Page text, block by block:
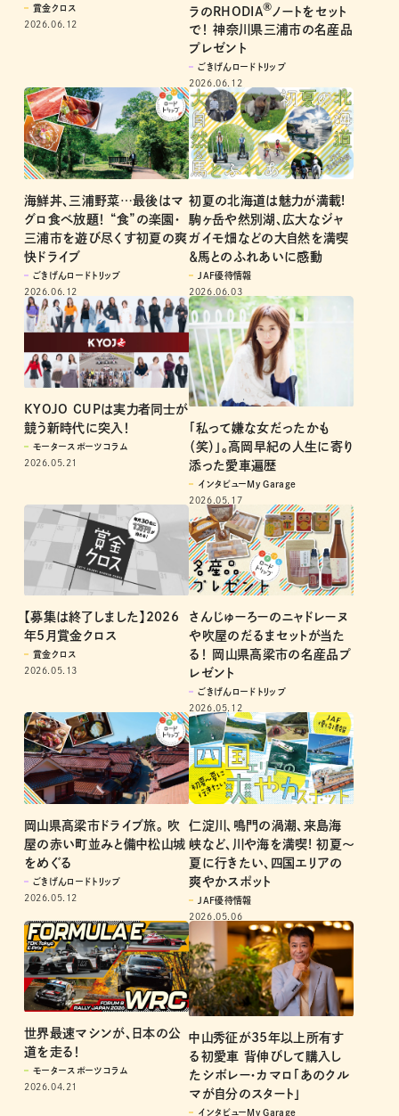
賞金クロス
2026.06.12
ラのRHODIA® ノートをセット
で！ 神奈川県三浦市の名産品
プレゼント
ごきげんロードトリップ
2026.06.12
海鮮丼、三浦野菜…最後はマ
グロ食べ放題！ “食”の楽園・
三浦市を遊び尽くす初夏の爽
快ドライブ
ごきげんロードトリップ
2026.06.12
初夏の北海道は魅力が満載!
駒ヶ岳や然別湖、広大なジャ
ガイモ畑などの大自然を満喫
＆馬とのふれあいに感動
JAF優待情報
2026.06.03
KYOJO CUPは実力者同士が
競う新時代に突入！
モータースポーツコラム
2026.05.21
「私って嫌な女だったかも
（笑）」。高岡早紀の人生に寄り
添った愛車遍歴
インタビューMy Garage
2026.05.17
【募集は終了しました】2026
年5月賞金クロス
賞金クロス
2026.05.13
さんじゅーろーのニャドレーヌ
や吹屋のだるまセットが当た
る！ 岡山県高梁市の名産品プ
レゼント
ごきげんロードトリップ
2026.05.12
岡山県高梁市ドライブ旅。 吹
屋の赤い町並みと備中松山城
をめぐる
ごきげんロードトリップ
2026.05.12
仁淀川、鳴門の渦潮、来島海
峡など、川や海を満喫! 初夏～
夏に行きたい、四国エリアの
爽やかスポット
JAF優待情報
2026.05.06
世界最速マシンが、日本の公
道を走る！
モータースポーツコラム
2026.04.21
中山秀征が35年以上所有す
る初愛車 背伸びして購入し
たシボレー・カマロ「あのクル
マが自分のスタート」
インタビューMy Garage